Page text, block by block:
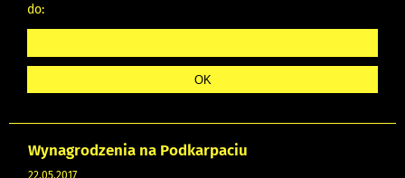
do:
Wynagrodzenia na Podkarpaciu
22.05.2017